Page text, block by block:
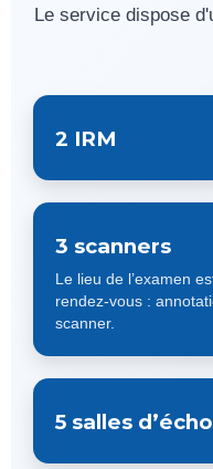
Le service dispose
2 IRM
3 scanners
Le lieu de l’examen
rendez-vous :
scanner.
5 salles